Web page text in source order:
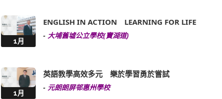
1月
ENGLISH IN ACTION LEARNING FOR LIFE
- 大埔舊墟公立學校(寶湖道)
1月
英語教學高效多元 樂於學習勇於嘗試
- 元朗朗屏邨惠州學校